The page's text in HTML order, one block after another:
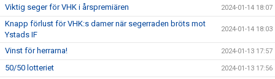
Viktig seger för VHK i årspremiären 2024-01-14 18:07
Knapp förlust för VHK:s damer när segerraden bröts mot
Ystads IF
2024-01-14 18:03
Vinst för herrarna! 2024-01-13 17:57
50/50 lotteriet 2024-01-13 17:56